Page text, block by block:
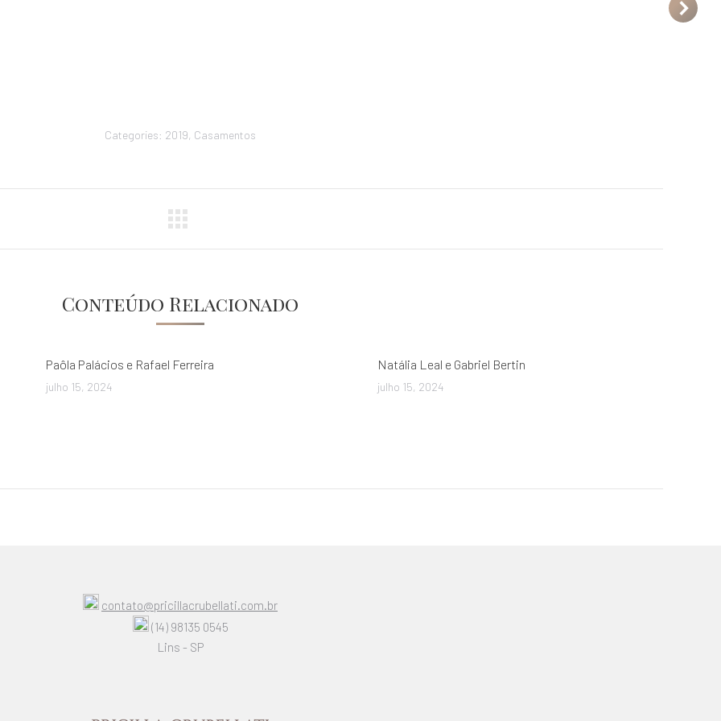
Categories: 2019, Casamentos
Conteúdo Relacionado
Paôla Palácios e Rafael Ferreira
julho 15, 2024
Natália Leal e Gabriel Bertin
julho 15, 2024
contato@pricillacrubellati.com.br
(14) 98135 0545
Lins - SP